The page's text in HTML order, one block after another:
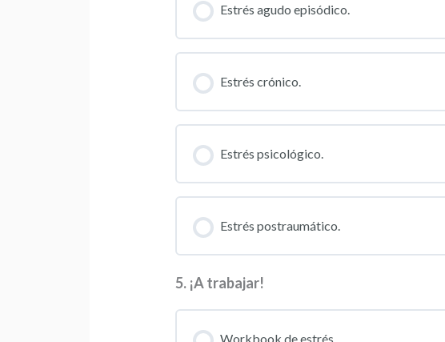
Estrés agudo episódico.
Estrés crónico.
Estrés psicológico.
Estrés postraumático.
5. ¡A trabajar!
Workbook de estrés.